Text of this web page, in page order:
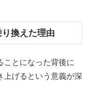
換えた理由
ことになった背後に
上げるという意義が深